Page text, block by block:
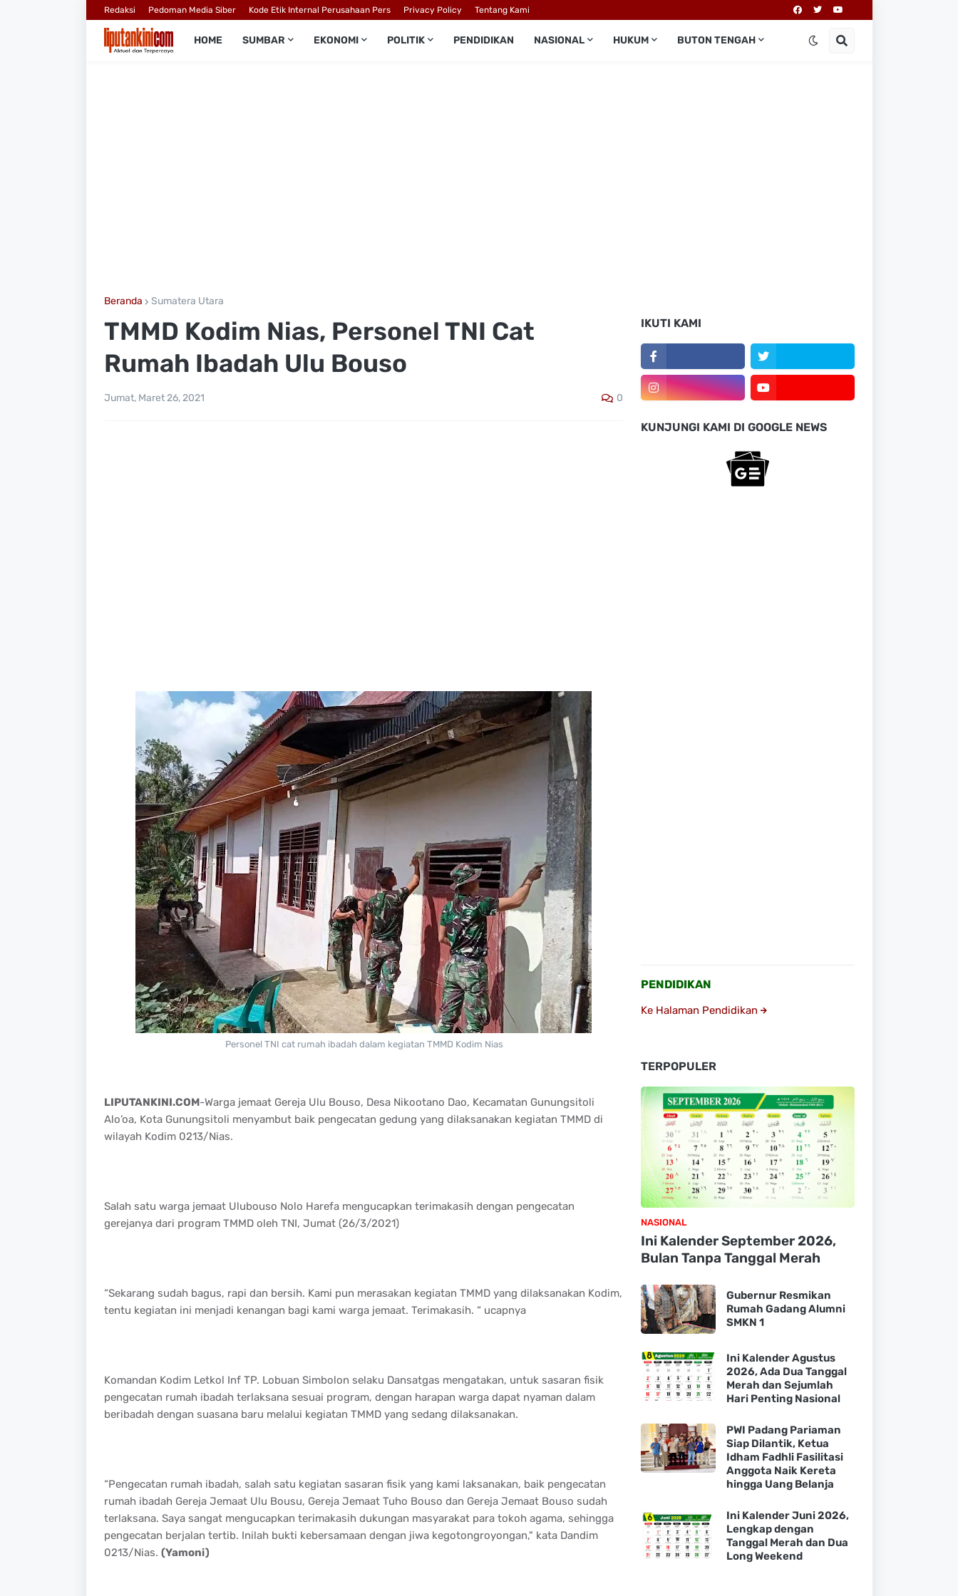
Redaksi Pedoman Media Siber Kode Etik Internal Perusahaan Pers Privacy Policy Tentang Kami
HOME SUMBAR EKONOMI POLITIK PENDIDIKAN NASIONAL HUKUM BUTON TENGAH
Beranda Sumatera Utara
TMMD Kodim Nias, Personel TNI Cat
Rumah Ibadah Ulu Bouso
Jumat, Maret 26, 2021 0
Personel TNI cat rumah ibadah dalam kegiatan TMMD Kodim Nias
LIPUTANKINI.COM-Warga jemaat Gereja Ulu Bouso, Desa Nikootano Dao, Kecamatan Gunungsitoli
Alo’oa, Kota Gunungsitoli menyambut baik pengecatan gedung yang dilaksanakan kegiatan TMMD di
wilayah Kodim 0213/Nias.
Salah satu warga jemaat Ulubouso Nolo Harefa mengucapkan terimakasih dengan pengecatan
gerejanya dari program TMMD oleh TNI, Jumat (26/3/2021)
“Sekarang sudah bagus, rapi dan bersih. Kami pun merasakan kegiatan TMMD yang dilaksanakan Kodim,
tentu kegiatan ini menjadi kenangan bagi kami warga jemaat. Terimakasih. “ ucapnya
Komandan Kodim Letkol Inf TP. Lobuan Simbolon selaku Dansatgas mengatakan, untuk sasaran fisik
pengecatan rumah ibadah terlaksana sesuai program, dengan harapan warga dapat nyaman dalam
beribadah dengan suasana baru melalui kegiatan TMMD yang sedang dilaksanakan.
“Pengecatan rumah ibadah, salah satu kegiatan sasaran fisik yang kami laksanakan, baik pengecatan
rumah ibadah Gereja Jemaat Ulu Bousu, Gereja Jemaat Tuho Bouso dan Gereja Jemaat Bouso sudah
terlaksana. Saya sangat mengucapkan terimakasih dukungan masyarakat para tokoh agama, sehingga
pengecatan berjalan tertib. Inilah bukti kebersamaan dengan jiwa kegotongroyongan," kata Dandim
0213/Nias. (Yamoni)
IKUTI KAMI
KUNJUNGI KAMI DI GOOGLE NEWS
PENDIDIKAN
Ke Halaman Pendidikan
TERPOPULER
NASIONAL
Ini Kalender September 2026,
Bulan Tanpa Tanggal Merah
Gubernur Resmikan
Rumah Gadang Alumni
SMKN 1
Ini Kalender Agustus
2026, Ada Dua Tanggal
Merah dan Sejumlah
Hari Penting Nasional
PWI Padang Pariaman
Siap Dilantik, Ketua
Idham Fadhli Fasilitasi
Anggota Naik Kereta
hingga Uang Belanja
Ini Kalender Juni 2026,
Lengkap dengan
Tanggal Merah dan Dua
Long Weekend